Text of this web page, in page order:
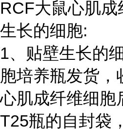
RCF大鼠心肌
生长的细胞:
1、贴壁生长的
胞培养瓶发货，
心肌成纤维细胞
T25瓶的自封袋